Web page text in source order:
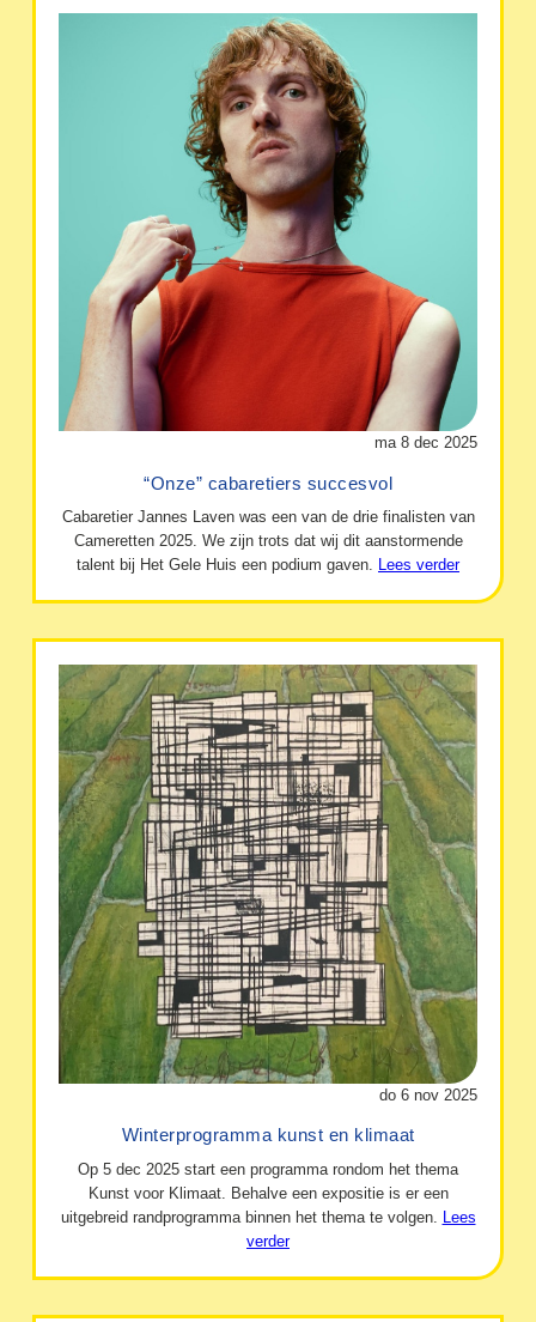
ma 8 dec 2025
“Onze” cabaretiers succesvol
Cabaretier Jannes Laven was een van de drie finalisten van
Cameretten 2025. We zijn trots dat wij dit aanstormende
talent bij Het Gele Huis een podium gaven. Lees verder
do 6 nov 2025
Winterprogramma kunst en klimaat
Op 5 dec 2025 start een programma rondom het thema
Kunst voor Klimaat. Behalve een expositie is er een
uitgebreid randprogramma binnen het thema te volgen.
Lees
verder